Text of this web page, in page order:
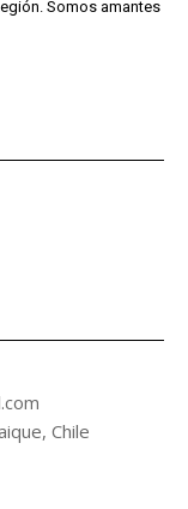
Somos amantes
Chile